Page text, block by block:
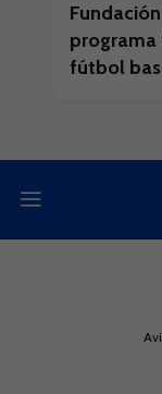
programa
fútbol